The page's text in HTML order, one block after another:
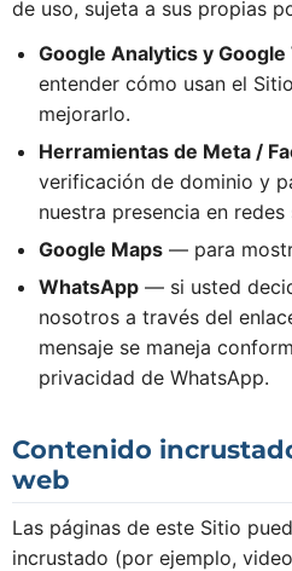
de uso, sujeta a sus propias
Google Analytics y Google
entender cómo usan el
mejorarlo.
Herramientas de Meta /
verificación de dominio y
nuestra presencia en redes
Google Maps — para
WhatsApp — si usted
nosotros a través del
mensaje se maneja
privacidad de WhatsApp.
Contenido
web
Las páginas de este Sitio
incrustado (por ejemplo,